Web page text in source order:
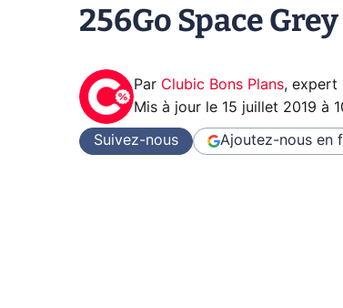
256Go Space
Par Clubic Bons Plans, expert
Mis à jour le 15 juillet 2019 à
Suivez-nous Ajoutez-nous en